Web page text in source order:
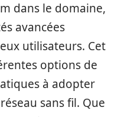
dans le domaine,
avancées
utilisateurs. Cet
options de
à adopter
sans fil. Que